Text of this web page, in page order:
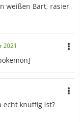
weißen Bart, rasier
2021
echt knuffig ist?